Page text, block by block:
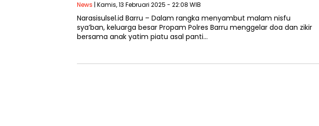
News | Kamis, 13 Februari 2025 - 22:08 WIB
Narasisulsel.id Barru – Dalam rangka menyambut malam nisfu
sya’ban, keluarga besar Propam Polres Barru menggelar doa dan zikir
bersama anak yatim piatu asal panti…